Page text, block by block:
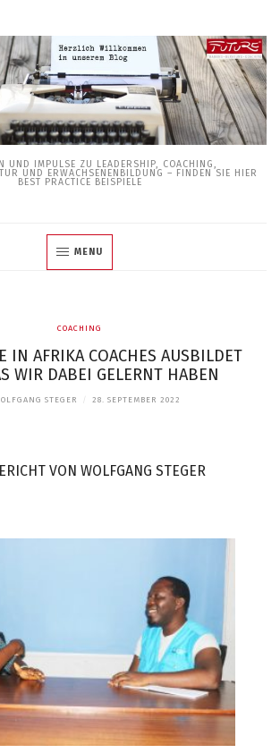
UND IMPULSE ZU LEADERSHIP, COACHING,
UND ERWACHSENENBILDUNG – FINDEN SIE HIER
BEST PRACTICE BEISPIELE
MENU
COACHING
IN AFRIKA COACHES AUSBILDET
WIR DABEI GELERNT HABEN
STEGER 28. SEPTEMBER 2022
VON WOLFGANG STEGER